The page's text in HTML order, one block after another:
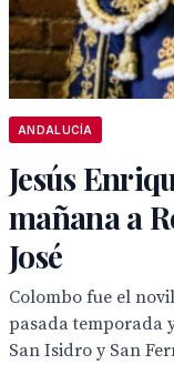
ANDALUCÍA
Jesús
mañana a
José
Colombo fue el
pasada temporada
San Isidro y San